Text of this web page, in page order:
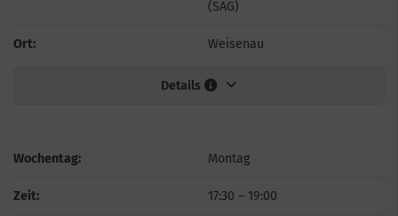
(SAG)
Ort: Weisenau
Details
Wochentag: Montag
Zeit: 17:30 – 19:00